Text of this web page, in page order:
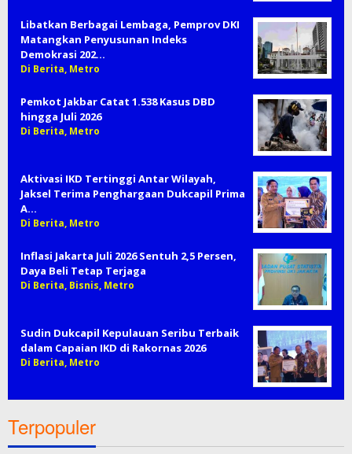
Libatkan Berbagai Lembaga, Pemprov DKI
Matangkan Penyusunan Indeks
Demokrasi 202…
Di Berita, Metro
Pemkot Jakbar Catat 1.538 Kasus DBD
hingga Juli 2026
Di Berita, Metro
Aktivasi IKD Tertinggi Antar Wilayah,
Jaksel Terima Penghargaan Dukcapil Prima
A…
Di Berita, Metro
Inflasi Jakarta Juli 2026 Sentuh 2,5 Persen,
Daya Beli Tetap Terjaga
Di Berita, Bisnis, Metro
Sudin Dukcapil Kepulauan Seribu Terbaik
dalam Capaian IKD di Rakornas 2026
Di Berita, Metro
Terpopuler